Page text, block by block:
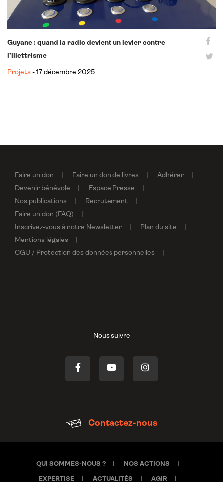
Guyane : quand la radio devient un levier contre
l’illettrisme
Projets - 17 décembre 2025
Faire un don Faire un don de livres
Adhérer
Devenir bénévole
Espace Presse
Nos publications
Recrutement
Faire un don (FAQ)
Inscrivez-vous à notre Newsletter
Plan du site
Mentions légales
CGU / Protection des données personnelles
Nous suivre
Contactez-nous
QUI SOMMES-NOUS ? NOS ACTIONS
EXPERTISE ACTUALITÉS AGIR